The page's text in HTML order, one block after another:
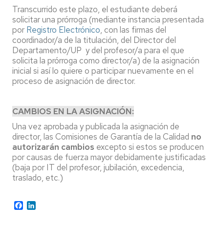
Transcurrido este plazo, el estudiante deberá
solicitar una prórroga (mediante instancia presentada
por Registro Electrónico, con las firmas del
coordinador/a de la titulación, del Director del
Departamento/UP y del profesor/a para el que
solicita la prórroga como director/a) de la asignación
inicial si así lo quiere o participar nuevamente en el
proceso de asignación de director.
CAMBIOS EN LA ASIGNACIÓN:
Una vez aprobada y publicada la asignación de
director, las Comisiones de Garantía de la Calidad no
autorizarán cambios excepto si estos se producen
por causas de fuerza mayor debidamente justificadas
(baja por IT del profesor, jubilación, excedencia,
traslado, etc.)
Facebook